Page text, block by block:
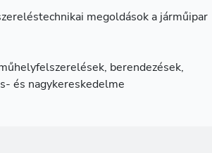
megoldások a járműipar
berendezések,
és nagykereskedelme